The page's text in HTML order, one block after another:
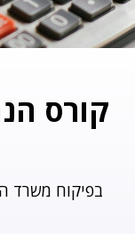
המרכז להכשרה
קורסים בפיקוח
המרכז ללימודי
בפיקוח משרד